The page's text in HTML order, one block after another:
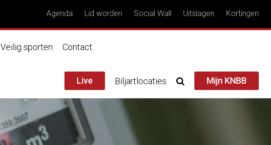
Agenda Lid worden Social Wall Uitslagen Kortingen
Veilig sporten Contact
Live Biljartlocaties Mijn KNBB